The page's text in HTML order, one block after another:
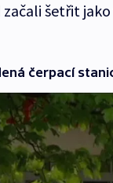
šetřit
čerpací